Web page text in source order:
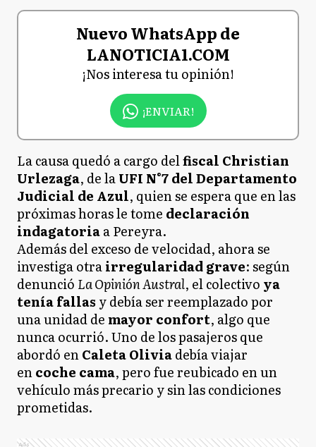
Nuevo WhatsApp de
LANOTICIA1.COM
¡Nos interesa tu opinión!
¡ENVIAR!
La causa quedó a cargo delfiscal Christian
Urlezaga, de laUFI N°7 del Departamento
Judicial de Azul, quien se espera que en las
próximas horas le tome declaración
indagatoriaa Pereyra.
Además del exceso de velocidad, ahora se
investiga otrairregularidad grave: según
denunció La Opinión Austral, el colectivo ya
tenía fallasy debía ser reemplazado por
una unidad de mayor confort, algo que
nunca ocurrió. Uno de los pasajeros que
abordó enCaleta Oliviadebía viajar
encoche cama, pero fue reubicado en un
vehículo más precario y sin las condiciones
prometidas.
Ads